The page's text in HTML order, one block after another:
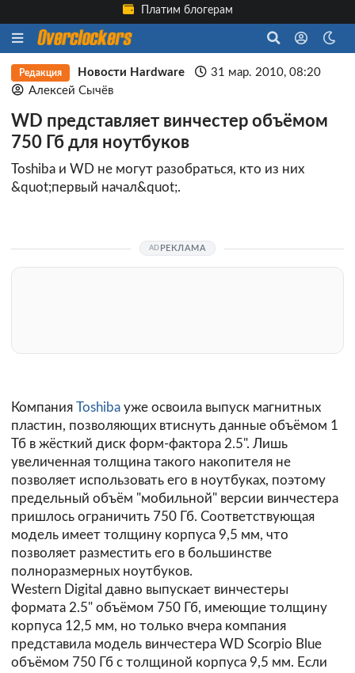
Платим блогерам
Редакция Новости Hardware
31 мар. 2010, 08:20
Алексей Сычёв
WD представляет винчестер объёмом
750 Гб для ноутбуков
Toshiba и WD не могут разобраться, кто из них
&quot;первый начал&quot;.
РЕКЛАМА
Компания Toshiba уже освоила выпуск магнитных
пластин, позволяющих втиснуть данные объёмом 1
Тб в жёсткий диск форм-фактора 2.5". Лишь
увеличенная толщина такого накопителя не
позволяет использовать его в ноутбуках, поэтому
предельный объём "мобильной" версии винчестера
пришлось ограничить 750 Гб. Соответствующая
модель имеет толщину корпуса 9,5 мм, что
позволяет разместить его в большинстве
полноразмерных ноутбуков.
Western Digital давно выпускает винчестеры
формата 2.5" объёмом 750 Гб, имеющие толщину
корпуса 12,5 мм, но только вчера компания
представила модель винчестера WD Scorpio Blue
объёмом 750 Гб с толщиной корпуса 9,5 мм. Если